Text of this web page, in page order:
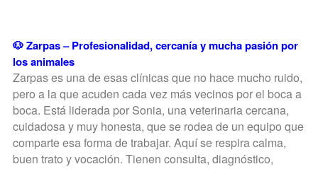
🐶 Zarpas – Profesionalidad, cercanía y mucha pasión por
los animales
Zarpas es una de esas clínicas que no hace mucho ruido,
pero a la que acuden cada vez más vecinos por el boca a
boca. Está liderada por Sonia, una veterinaria cercana,
cuidadosa y muy honesta, que se rodea de un equipo que
comparte esa forma de trabajar. Aquí se respira calma,
buen trato y vocación. Tienen consulta, diagnóstico,